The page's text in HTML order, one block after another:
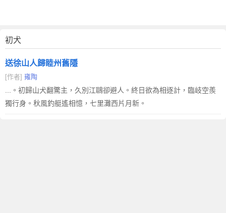
初犬
送徐山人歸睦州舊隱
[作者] 雍陶
...。初歸山犬翻驚主，久別江鷗卻避人。終日欲為相逐計，臨岐空羨
獨行身。秋風釣艇遙相憶，七里灘西片月新。